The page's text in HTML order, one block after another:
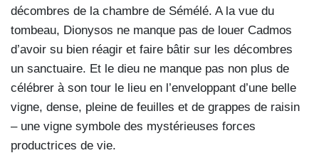
décombres de la chambre de Sémélé. A la vue du
tombeau, Dionysos ne manque pas de louer Cadmos
d’avoir su bien réagir et faire bâtir sur les décombres
un sanctuaire. Et le dieu ne manque pas non plus de
célébrer à son tour le lieu en l’enveloppant d’une belle
vigne, dense, pleine de feuilles et de grappes de raisin
– une vigne symbole des mystérieuses forces
productrices de vie.